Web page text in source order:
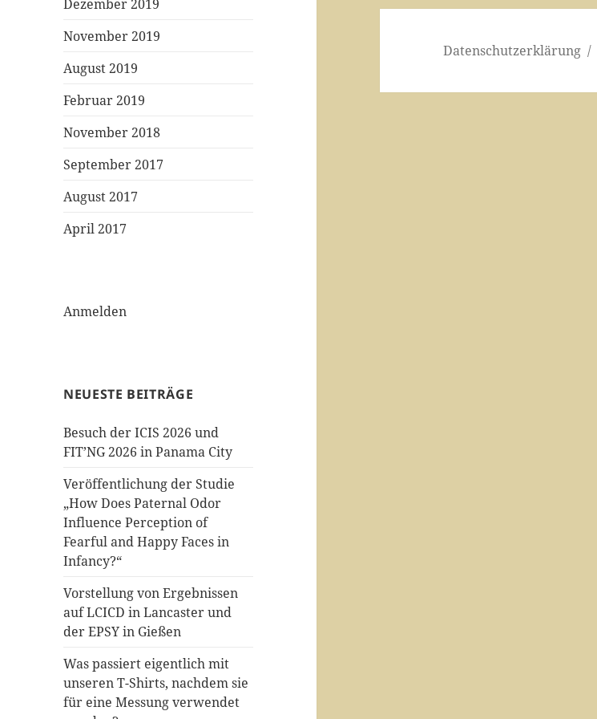
Dezember 2019
November 2019
August 2019
Februar 2019
November 2018
September 2017
August 2017
April 2017
Anmelden
NEUESTE BEITRÄGE
Besuch der ICIS 2026 und
FIT’NG 2026 in Panama City
Veröffentlichung der Studie
„How Does Paternal Odor
Influence Perception of
Fearful and Happy Faces in
Infancy?“
Vorstellung von Ergebnissen
auf LCICD in Lancaster und
der EPSY in Gießen
Was passiert eigentlich mit
unseren T-Shirts, nachdem sie
für eine Messung verwendet
Datenschutzerklärung